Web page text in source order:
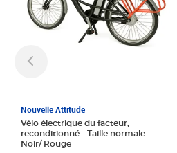
Nouvelle Attitude
Vélo électrique du facteur,
reconditionné - Taille normale -
Noir/ Rouge